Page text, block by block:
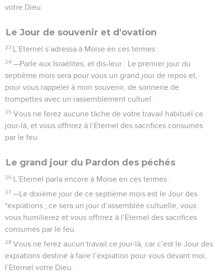
votre Dieu.
Le Jour de souvenir et d'ovation
23 L’Eternel s’adressa à Moïse en ces termes :
24 —Parle aux Israélites, et dis-leur : Le premier jour du
septième mois sera pour vous un grand jour de repos et,
pour vous rappeler à mon souvenir, de sonnerie de
trompettes avec un rassemblement cultuel.
25 Vous ne ferez aucune tâche de votre travail habituel ce
jour-là, et vous offrirez à l’Eternel des sacrifices consumés
par le feu.
Le grand jour du Pardon des péchés
26 L’Eternel parla encore à Moïse en ces termes :
27 —Le dixième jour de ce septième mois est le Jour des
*expiations ; ce sera un jour d’assemblée cultuelle, vous
vous humilierez et vous offrirez à l’Eternel des sacrifices
consumés par le feu.
28 Vous ne ferez aucun travail ce jour-là, car c’est le Jour des
expiations destiné à faire l’expiation pour vous devant moi,
l’Eternel votre Dieu.